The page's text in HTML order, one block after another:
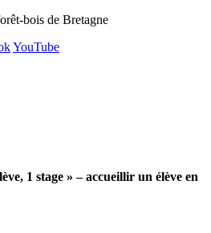
bois de Bretagne
YouTube
1 stage » – accueillir un élève en